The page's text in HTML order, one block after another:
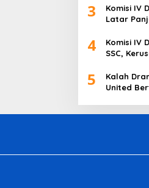
3
Komisi IV
Latar
4
Komisi IV
SSC,
5
Kalah
United